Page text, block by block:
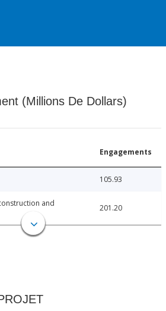
(Millions De Dollars)
Engagements
105.93
and
201.20